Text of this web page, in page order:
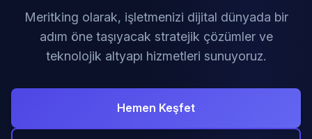
Meritking olarak, işletmenizi dijital dünyada bir
adım öne taşıyacak stratejik çözümler ve
teknolojik altyapı hizmetleri sunuyoruz.
Hemen Keşfet